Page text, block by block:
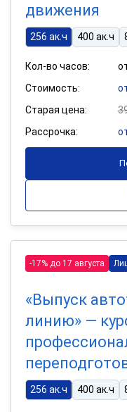
движения
256 ак.ч 400 ак.ч
Кол-во часов:
Стоимость:
Старая цена:
Рассрочка:
-17% до 17 августа
«Выпуск
линию» —
256 ак.ч 400 ак.ч